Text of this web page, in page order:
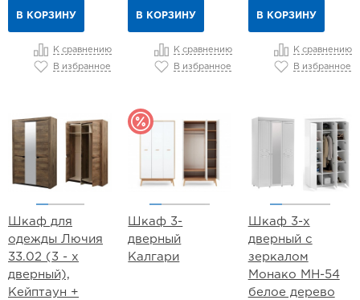
В КОРЗИНУ
К сравнению
В избранное
В КОРЗИНУ
К сравнению
В избранное
В КОРЗИНУ
К сравнению
В избранное
Шкаф для
одежды Лючия
33.02 (3 - х
дверный),
Кейптаун +
Шкаф 3-
дверный
Калгари
Шкаф 3-х
дверный с
зеркалом
Монако МН-54
белое дерево